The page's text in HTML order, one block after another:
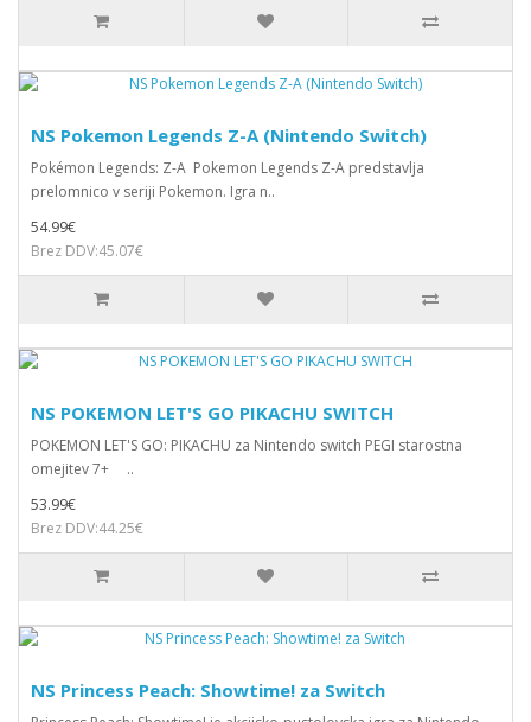
NS Pokemon Legends Z-A (Nintendo Switch)
Pokémon Legends: Z-A Pokemon Legends Z-A predstavlja
prelomnico v seriji Pokemon. Igra n..
54.99€
Brez DDV:45.07€
NS POKEMON LET'S GO PIKACHU SWITCH
POKEMON LET'S GO: PIKACHU za Nintendo switch PEGI starostna
omejitev 7+ ..
53.99€
Brez DDV:44.25€
NS Princess Peach: Showtime! za Switch